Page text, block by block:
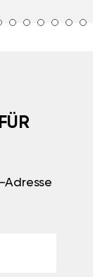
Adresse